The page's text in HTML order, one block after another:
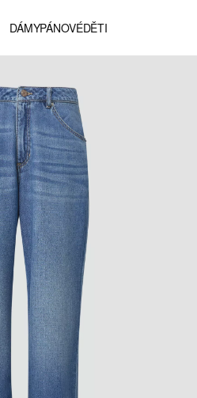
DÁMYPÁNOVÉDĚTI